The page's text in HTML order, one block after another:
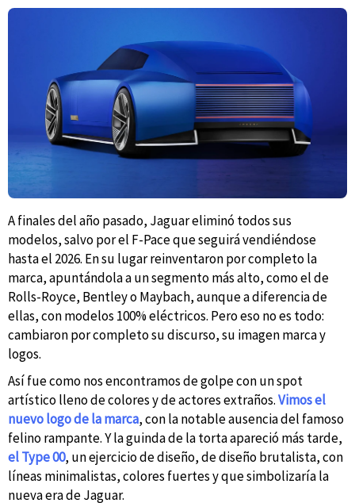
A finales del año pasado, Jaguar eliminó todos sus
modelos, salvo por el F-Pace que seguirá vendiéndose
hasta el 2026. En su lugar reinventaron por completo la
marca, apuntándola a un segmento más alto, como el de
Rolls-Royce, Bentley o Maybach, aunque a diferencia de
ellas, con modelos 100% eléctricos. Pero eso no es todo:
cambiaron por completo su discurso, su imagen marca y
logos.
Así fue como nos encontramos de golpe con un spot
artístico lleno de colores y de actores extraños.Vimos el
nuevo logo de la marca, con la notable ausencia del famoso
felino rampante. Y la guinda de la torta apareció más tarde,
el Type 00, un ejercicio de diseño, de diseño brutalista, con
líneas minimalistas, colores fuertes y que simbolizaría la
nueva era de Jaguar.